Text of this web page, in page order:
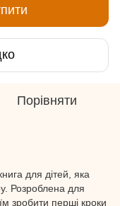
Порівняти
для дітей, яка
Розроблена для
зробити перші кроки